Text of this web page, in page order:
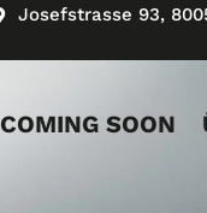
Josefstrasse 93,
COMING SOON